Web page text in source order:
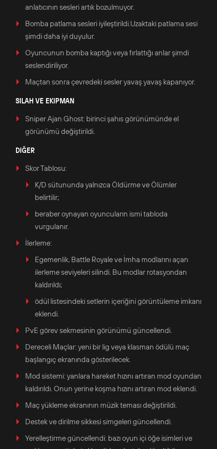
anlatıcının sesleri artık bozulmuyor.
Bomba patlama sesleri iyileştirildi.Uzaktaki patlama sesi
şimdi daha iyi duyulur.
Oyuncunun bomba kaptığı veya fırlattığı anlar şimdi
seslendiriliyor.
Maçtan sonra çevredeki sesler yavaş yavaş kapanıyor.
SILAH VE EKIPMAN
Sniper Ajan Ghost: birinci şahıs görünümünde el
görünümü değiştirildi.
DIĞER
Skor Tablosu:
K/D sütununda yalnızca Öldürme ve Ölümler
belirtilir;
beraber oynayan oyuncuların ismi tabloda
vurgulanır.
İlerleme:
Egemenlik, Battle Royale ve İmha modlarını açan
ilerleme seviyeleri silindi. Bu modlar rotasyondan
kaldırıldı;
ödül listesindeki setlerin içeriğini görüntüleme imkanı
eklendi.
PvE görev sekmesinin görünümü güncellendi.
Dereceli Maçlar: yeni bir lig veya klasman ödülü maç
başlangıç ​​ekranında gösterilecek.
Mod sistemi: yanlara hareket hızını artıran mod oyundan
kaldırıldı. Onun yerine koşma hızını artıran mod eklendi.
Maç yükleme ekranının müzik teması değiştirildi.
Destek ve dirilme sikkesi simgeleri güncellendi.
Yerelleştirme güncellendi: bazı oyun içi öğe isimleri ve